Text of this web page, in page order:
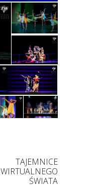
TAJEMNICE
WIRTUALNEGO
ŚWIATA